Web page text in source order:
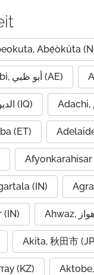
Abẹ́òkúta
Abu Dhabi, أبو ظبي (AE)
Ad Diwaniyah, الديوانية (IQ) Adachi,
(ET)
Afyonkarahisar
(IN)
(IN)
Akita, 秋田市
(KZ)